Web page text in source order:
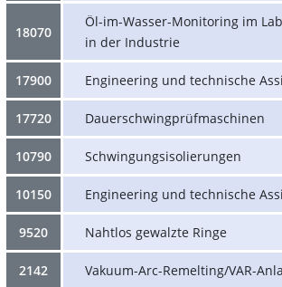
18070
Öl-im-Wasser-Monitoring im
in der Industrie
17900 Engineering und technische
17720 Dauerschwingprüfmaschinen
10790 Schwingungsisolierungen
10150 Engineering und technische
9520 Nahtlos gewalzte Ringe
2142 Vakuum-Arc-Remelting/VAR-